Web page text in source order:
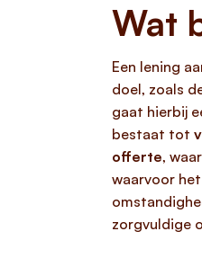
Wat
Een lening
doel, zoals
gaat hierbij
bestaat tot
offerte,
waarvoor
zorgvuldige